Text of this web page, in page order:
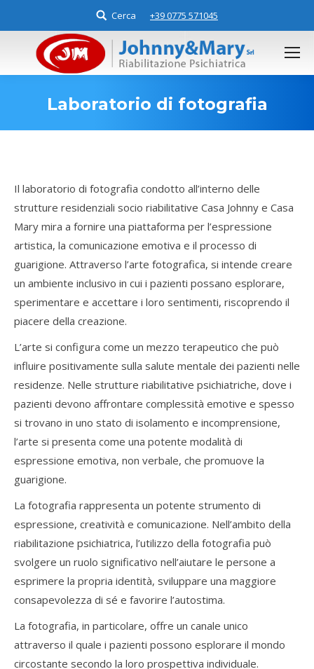
Search:
Cerca +39 0775 571045
Laboratorio di fotografia
Il laboratorio di fotografia condotto all’interno delle
strutture residenziali socio riabilitative Casa Johnny e Casa
Mary mira a fornire una piattaforma per l’espressione
artistica, la comunicazione emotiva e il processo di
guarigione. Attraverso l’arte fotografica, si intende creare
un ambiente inclusivo in cui i pazienti possano esplorare,
sperimentare e accettare i loro sentimenti, riscoprendo il
piacere della creazione.
L’arte si configura come un mezzo terapeutico che può
influire positivamente sulla salute mentale dei pazienti nelle
residenze. Nelle strutture riabilitative psichiatriche, dove i
pazienti devono affrontare complessità emotive e spesso
si trovano in uno stato di isolamento e incomprensione,
l’arte si presenta come una potente modalità di
espressione emotiva, non verbale, che promuove la
guarigione.
La fotografia rappresenta un potente strumento di
espressione, creatività e comunicazione. Nell’ambito della
riabilitazione psichiatrica, l’utilizzo della fotografia può
svolgere un ruolo significativo nell’aiutare le persone a
esprimere la propria identità, sviluppare una maggiore
consapevolezza di sé e favorire l’autostima.
La fotografia, in particolare, offre un canale unico
attraverso il quale i pazienti possono esplorare il mondo
circostante secondo la loro prospettiva individuale.